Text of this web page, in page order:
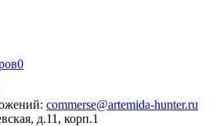
0
commerse@artemida-hunter.ru
д.11, корп.1